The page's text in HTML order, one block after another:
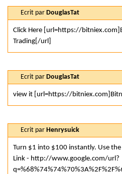
Ecrit par DouglasTat
Click Here [url=https://
Trading[/url]
Ecrit par DouglasTat
view it [url=https://
Ecrit par Henrysuick
Turn $1 into $100 instantly. Use
Link - http://www.google.com/url?